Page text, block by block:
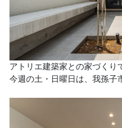
アトリエ建築家との家づくり
今週の土・日曜日は、我孫子